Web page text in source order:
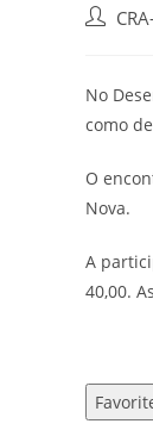
Autor
No
como
O
Nova.
A
40,00.